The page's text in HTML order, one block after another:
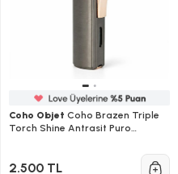
Coho Objet Coho Brazen Triple
Torch Shine Antrasit Puro
2.500 TL